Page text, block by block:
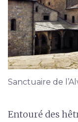
Sanctuaire de
Entouré des